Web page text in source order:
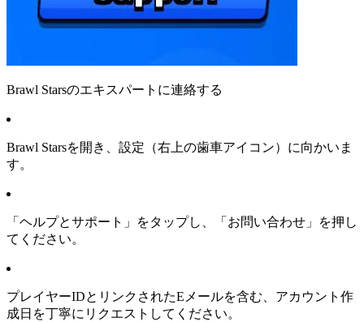
Brawl Starsのエキスパートに連絡する
Brawl Starsを開き、設定（右上の歯車アイコン）に向かいま
す。
「ヘルプとサポート」をタップし、「お問い合わせ」を押し
てください。
プレイヤーIDとリンクされたEメールを含む、アカウント作
成日を丁寧にリクエストしてください。